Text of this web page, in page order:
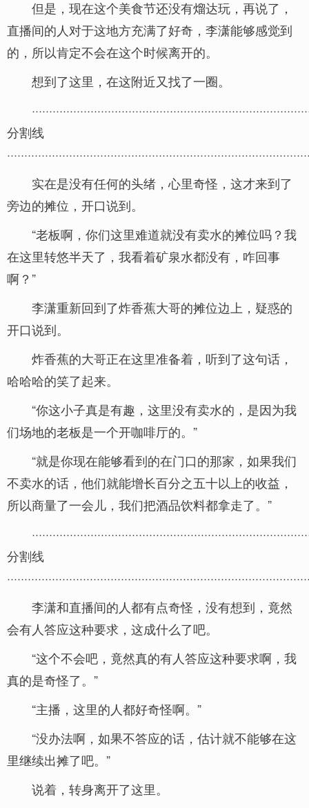
但是，现在这个美食节还没有熘达玩，再说了，
直播间的人对于这地方充满了好奇，李潇能够感觉到
的，所以肯定不会在这个时候离开的。
想到了这里，在这附近又找了一圈。
分割线
实在是没有任何的头绪，心里奇怪，这才来到了
旁边的摊位，开口说到。
“老板啊，你们这里难道就没有卖水的摊位吗？我
在这里转悠半天了，我看着矿泉水都没有，咋回事
啊？”
李潇重新回到了炸香蕉大哥的摊位边上，疑惑的
开口说到。
炸香蕉的大哥正在这里准备着，听到了这句话，
哈哈哈的笑了起来。
“你这小子真是有趣，这里没有卖水的，是因为我
们场地的老板是一个开咖啡厅的。”
“就是你现在能够看到的在门口的那家，如果我们
不卖水的话，他们就能增长百分之五十以上的收益，
所以商量了一会儿，我们把酒品饮料都拿走了。”
分割线
李潇和直播间的人都有点奇怪，没有想到，竟然
会有人答应这种要求，这成什么了吧。
“这个不会吧，竟然真的有人答应这种要求啊，我
真的是奇怪了。”
“主播，这里的人都好奇怪啊。”
“没办法啊，如果不答应的话，估计就不能够在这
里继续出摊了吧。”
说着，转身离开了这里。